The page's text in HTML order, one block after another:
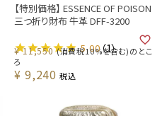
【特別価格】 ESSENCE OF POISON
三つ折り財布 牛革 DFF-3200
¥ 11,550 (消費税10%を含む)のとこ
ろ
¥ 9,240 税込
5.00（1）